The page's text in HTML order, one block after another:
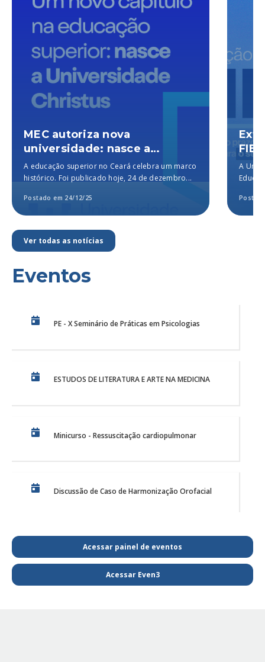
MEC autoriza nova
universidade: nasce a
Universidade Christus, a
melhor particular do Brasil,
A educação superior no Ceará celebra um marco
histórico. Foi publicado hoje, 24 de dezembro...
Postado em 24/12/25
FIES
A
Ver todas as notícias
Eventos
PE - X Seminário de Práticas em Psicologias
ESTUDOS DE LITERATURA E ARTE NA MEDICINA
Minicurso - Ressuscitação cardiopulmonar
Discussão de Caso de Harmonização Orofacial
PE Projeto de Reabilitação Funcional
Acessar painel de eventos
Acessar Even3